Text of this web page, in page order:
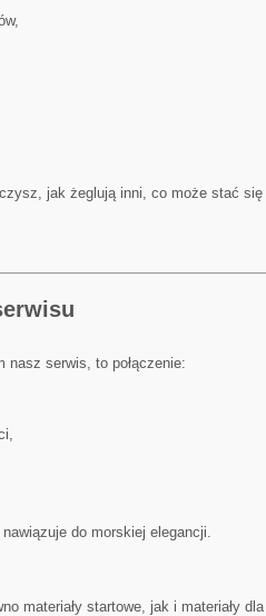
jak żeglują inni, co może stać
nasz serwis, to połączenie:
do morskiej elegancji.
materiały startowe, jak i materiały